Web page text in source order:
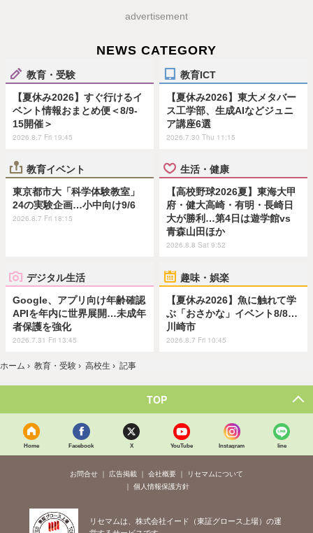
advertisement
NEWS CATEGORY
教育・受験
【夏休み2026】すぐ行けるイ
ベント情報おまとめ便＜8/9-
15開催＞
2026.8.7 Fri 19:45
教育ICT
【夏休み2026】東大メタバー
ス工学部、生成AIなどジュニ
ア講座6選
2026.7.30 Thu 11:15
教育イベント
東京都市大「科学体験教室」
24の実験企画…小中向け9/6
2026.8.7 Fri 18:15
生活・健康
【高校野球2026夏】東海大甲
府・健大高崎・有明・長崎日
大が勝利…第4日は遊学館vs
青森山田ほか
2026.8.8 Sat 9:52
デジタル生活
Google、アプリ向け年齢確認
APIを年内に世界展開…未成年
者保護を強化
2026.7.31 Fri 13:45
趣味・娯楽
【夏休み2026】魚に触れて学
ぶ「おさかな」イベント8/8…
川崎市
2026.8.7 Fri 10:45
ホーム › 教育・受験 › 高校生 › 記事
TOP
Home Facebook X YouTube Instagram line
お問合せ 広告掲載 会社概要
リセマムについて
個人情報保護方針
リセマムは、株式会社イード（東証グロース上場）の運